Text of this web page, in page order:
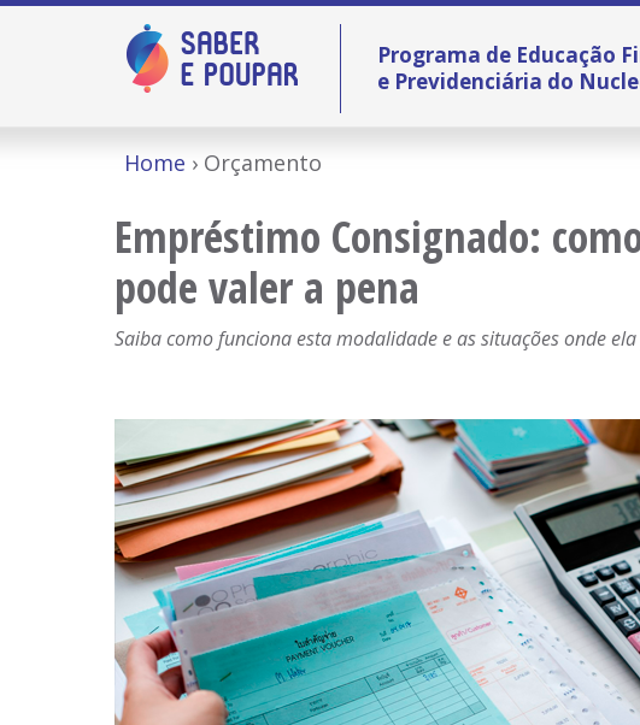
Programa de Educação
e Previdenciária do
Home Orçamento
Empréstimo Consignado:
pode valer a pena
Saiba como funciona esta modalidade e as situações onde